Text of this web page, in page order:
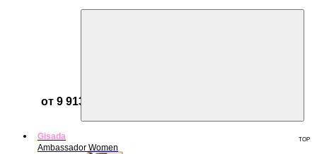
от 9 913 ₽
Gisada
Ambassador Women
TOP